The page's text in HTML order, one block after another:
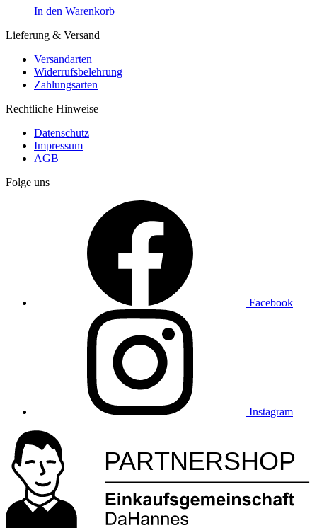
In den Warenkorb
Lieferung & Versand
Versandarten
Widerrufsbelehrung
Zahlungsarten
Rechtliche Hinweise
Datenschutz
Impressum
AGB
Folge uns
Facebook
Instagram
P ARTNERSHOP